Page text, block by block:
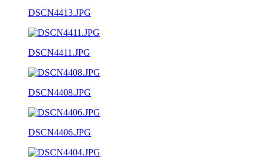
DSCN4413.JPG
DSCN4411.JPG
DSCN4408.JPG
DSCN4406.JPG